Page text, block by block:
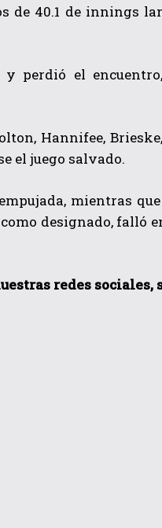
de 40.1 de innings
perdió el
Hannifee,
el juego salvado.
mientras
designado, falló
redes sociales,